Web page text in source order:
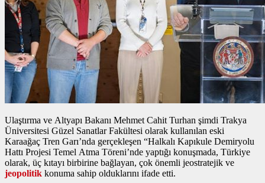
Ulaştırma ve Altyapı Bakanı Mehmet Cahit Turhan şimdi Trakya
Üniversitesi Güzel Sanatlar Fakültesi olarak kullanılan eski
Karaağaç Tren Garı’nda gerçekleşen “Halkalı Kapıkule Demiryolu
Hattı Projesi Temel Atma Töreni’nde yaptığı konuşmada, Türkiye
olarak, üç kıtayı birbirine bağlayan, çok önemli jeostratejik ve
jeopolitik konuma sahip olduklarını ifade etti.